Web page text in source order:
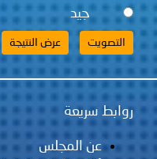
جيد
روابط سريعة
عن المجلس